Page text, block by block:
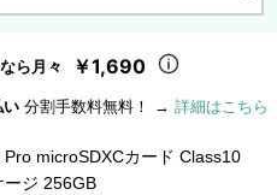
ら月々 ￥1,690
い 分割手数料無料！ → 詳細はこちら
microSDXCカード Class10
ージ 256GB